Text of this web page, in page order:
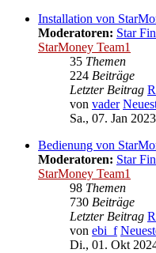
Installation von
Moderatoren: Star
StarMoney Team1
35 Themen
224 Beiträge
Letzter Beitrag
von vader
Sa., 07. Jan
Bedienung von
Moderatoren: Star
StarMoney Team1
98 Themen
730 Beiträge
Letzter Beitrag
von ebi_f
Di., 01. Okt